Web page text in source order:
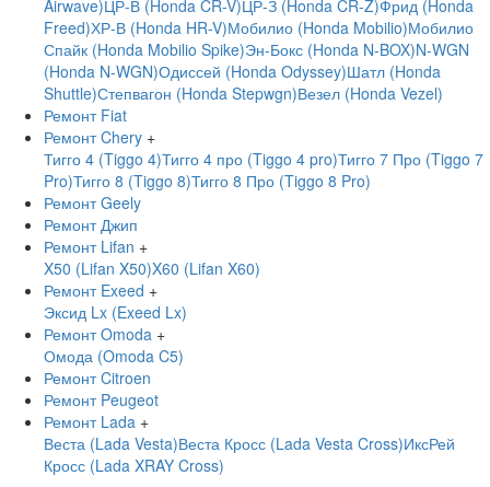
Airwave)ЦР-В (Honda CR-V)ЦР-З (Honda CR-Z)Фрид (Honda
Freed)ХР-В (Honda HR-V)Мобилио (Honda Mobilio)Мобилио
Спайк (Honda Mobilio Spike)Эн-Бокс (Honda N-BOX)N-WGN
(Honda N-WGN)Одиссей (Honda Odyssey)Шатл (Honda
Shuttle)Степвагон (Honda Stepwgn)Везел (Honda Vezel)
Ремонт Fiat
Ремонт Chery +
Тигго 4 (Tiggo 4)Тигго 4 про (Tiggo 4 pro)Тигго 7 Про (Tiggo 7
Pro)Тигго 8 (Tiggo 8)Тигго 8 Про (Tiggo 8 Pro)
Ремонт Geely
Ремонт Джип
Ремонт Lifan +
X50 (Lifan X50)X60 (Lifan X60)
Ремонт Exeed +
Эксид Lx (Exeed Lx)
Ремонт Omoda +
Омода (Omoda C5)
Ремонт Citroen
Ремонт Peugeot
Ремонт Lada +
Веста (Lada Vesta)Веста Кросс (Lada Vesta Cross)ИксРей
Кросс (Lada XRAY Cross)